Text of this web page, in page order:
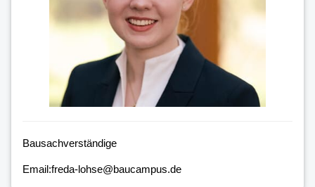
Bausachverständige
Email:freda-lohse@baucampus.de